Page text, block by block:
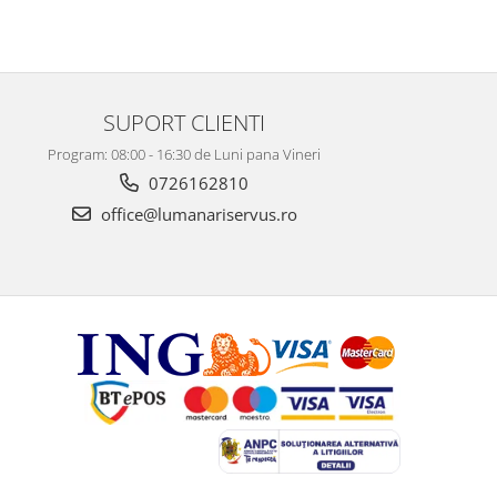
SUPORT CLIENTI
Program: 08:00 - 16:30 de Luni pana Vineri
0726162810
office@lumanariservus.ro